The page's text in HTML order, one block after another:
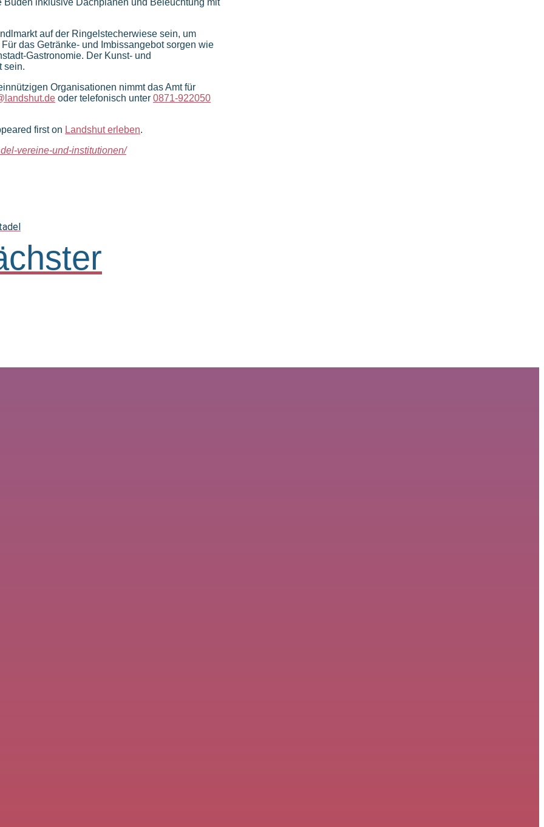
auf der Ringelstecherwiese sein, um
das Getränke- und Imbissangebot sorgen wie
Gastronomie. Der Kunst- und
sein.
Organisationen nimmt das Amt für
oder telefonisch unter 0871-922050
first on Landshut erleben.
vereine-und-institutionen/